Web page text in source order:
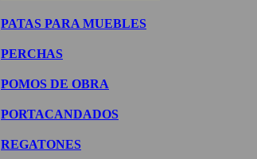
PATAS PARA MUEBLES
PERCHAS
POMOS DE OBRA
PORTACANDADOS
REGATONES